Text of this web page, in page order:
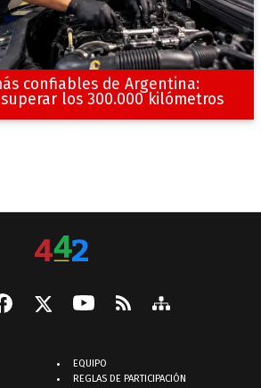
confiables de Argentina:
los 300.000 kilómetros
EQUIPO
REGLAS DE PARTICIPACIÓN